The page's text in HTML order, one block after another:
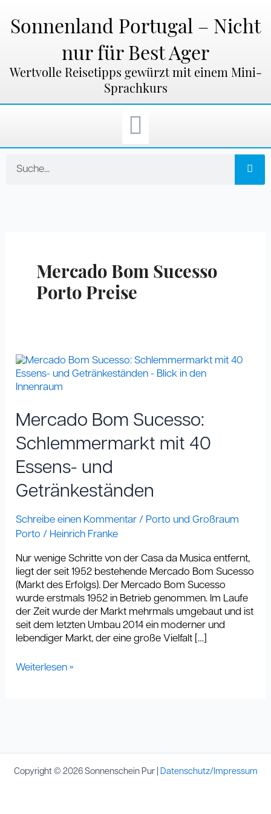
Inhalt
springen
Sonnenland Portugal – Nicht
nur für Best Ager
Wertvolle Reisetipps gewürzt mit einem Mini-
Sprachkurs
Mercado Bom Sucesso
Porto Preise
Mercado Bom Sucesso:
Schlemmermarkt mit 40
Essens- und
Getränkeständen
Schreibe einen Kommentar / Porto und Großraum
Porto / Heinrich Franke
Nur wenige Schritte von der Casa da Musica entfernt,
liegt der seit 1952 bestehende Mercado Bom Sucesso
(Markt des Erfolgs). Der Mercado Bom Sucesso
wurde erstmals 1952 in Betrieb genommen. Im Laufe
der Zeit wurde der Markt mehrmals umgebaut und ist
seit dem letzten Umbau 2014 ein moderner und
lebendiger Markt, der eine große Vielfalt […]
Mercado
Bom
Sucesso:
mit
40
Essens-
Getränkeständen
Weiterlesen »
Copyright © 2026 Sonnenschein Pur | Datenschutz/Impressum